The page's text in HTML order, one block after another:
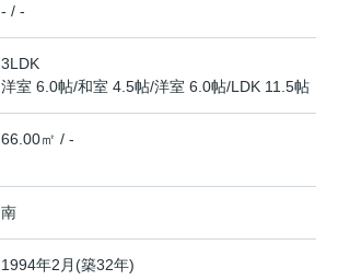
- / -
3LDK
洋室 6.0帖/和室 4.5帖/洋室 6.0帖/LDK 11.5帖
66.00㎡ / -
南
1994年2月(築32年)